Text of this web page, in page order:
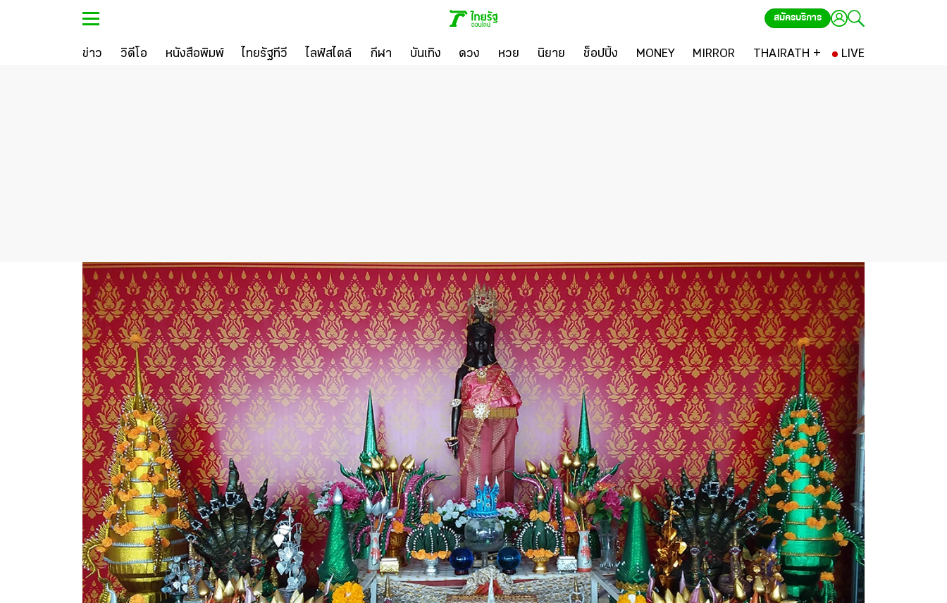
สมัครบริการ
ข่าว วิดีโอ หนังสือพิมพ์ ไทยรัฐทีวี ไลฟ์สไตล์ กีฬา บันเทิง ดวง หวย นิยาย ช็อปปิ้ง MONEY MIRROR THAIRATH + LIVE